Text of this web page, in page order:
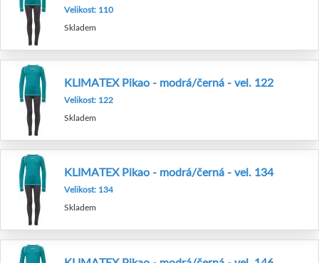
Velikost: 110
Skladem
KLIMATEX Pikao - modrá/černá - vel. 122
Velikost: 122
Skladem
KLIMATEX Pikao - modrá/černá - vel. 134
Velikost: 134
Skladem